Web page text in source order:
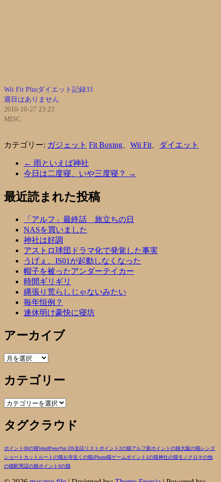
Wii Fit Plusダイエット記録33
週目はありません
2010-10-27 23:23
MISC
カテゴリー: ガジェット Fit Boxing Wii Fit ダイエット
← 雨といえば神社
今日は二度寝、いや三度寝？
→
最近読まれた投稿
「アルフ」最終話 旅立ちの日
NASを買いました
神社は好調
アストロ球団ドラマ化で発覚した事実
うげぇ、IS01が起動しなくなった
帽子を被ったアンダーテイカー
時間ギリギリ
縄張り荒らしじゃないみたい
毎年恒例？
連休明け豪快に寝坊
アーカイブ
ア
カ
イ
ブ
カテゴリー
カ
ゴ
リ
タグクラウド
ポイント00の猫WordPress*ist DS全話リスト ポイント2の猫アルフ新ポイントの猫大阪の猫レンズ
ショートカットルートの猫お寺近くの猫iPhone猫ゲームポイント1の猫神社の猫モノクロ その他
の猫駅周辺の猫ポイント0の猫